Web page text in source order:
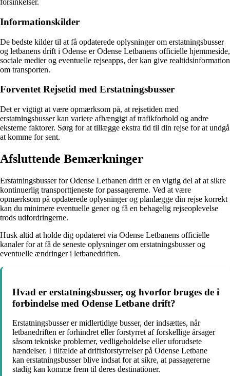
forsinkelser.
Informationskilder
De bedste kilder til at få opdaterede oplysninger om erstatningsbusser
og letbanens drift i Odense er Odense Letbanens officielle hjemmeside,
sociale medier og eventuelle rejseapps, der kan give realtidsinformation
om transporten.
Forventet Rejsetid med Erstatningsbusser
Det er vigtigt at være opmærksom på, at rejsetiden med
erstatningsbusser kan variere afhængigt af trafikforhold og andre
eksterne faktorer. Sørg for at tillægge ekstra tid til din rejse for at undgå
at komme for sent.
Afsluttende Bemærkninger
Erstatningsbusser for Odense Letbanen drift er en vigtig del af at sikre
kontinuerlig transporttjeneste for passagererne. Ved at være
opmærksom på opdaterede oplysninger og planlægge din rejse korrekt
kan du minimere eventuelle gener og få en behagelig rejseoplevelse
trods udfordringerne.
Husk altid at holde dig opdateret via Odense Letbanens officielle
kanaler for at få de seneste oplysninger om erstatningsbusser og
eventuelle ændringer i letbanedriften.
Hvad er erstatningsbusser, og hvorfor bruges de i
forbindelse med Odense Letbane drift?
Erstatningsbusser er midlertidige busser, der indsættes, når
letbanedriften er forhindret eller forstyrret af forskellige årsager
såsom tekniske problemer, vedligeholdelse eller uforudsete
hændelser. I tilfælde af driftsforstyrrelser på Odense Letbane
kan erstatningsbusser blive indsat for at sikre, at passagererne
stadig kan komme frem til deres destinationer.